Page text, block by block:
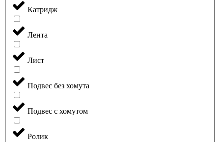
Катридж
Лента
Лист
Подвес без хомута
Подвес с хомутом
Ролик